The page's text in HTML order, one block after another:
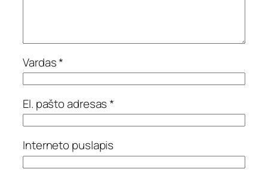
Vardas*
El. pašto adresas*
Interneto puslapis